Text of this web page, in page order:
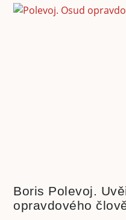
Boris Polevoj.
opravdového